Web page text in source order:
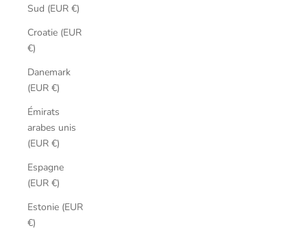
Sud (EUR €)
Croatie (EUR
€)
Danemark
(EUR €)
Émirats
arabes unis
(EUR €)
Espagne
(EUR €)
Estonie (EUR
€)